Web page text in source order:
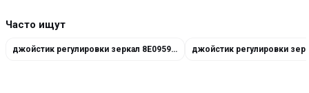
Часто ищут
джойстик регулировки зеркал 8E0959565